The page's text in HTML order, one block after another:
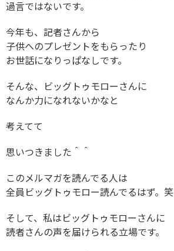
過言ではないです。
今年も、記者さんから
子供へのプレゼントをもらったり
お世話になりっぱなしです。
そんな、ビッグトゥモローさんに
なんか力になれないかなと
考えてて
思いつきました＾＾
このメルマガを読んでる人は
全員ビッグトゥモロー読んでるはず。笑
そして、私はビッグトゥモローさんに
読者さんの声を届けられる立場です。